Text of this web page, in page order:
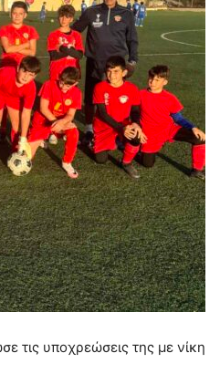
τις υποχρεώσεις της με νίκη